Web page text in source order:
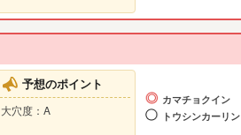
予想のポイント
大穴度：A
カマチョクイン
トウシンカーリン